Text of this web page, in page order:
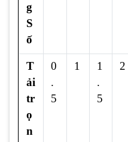
g
S
ố
T
ải
tr
ọ
n
0
.
5
1
1
.
5
2